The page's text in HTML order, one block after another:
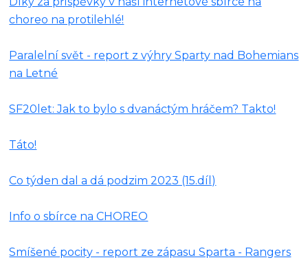
choreo na protilehlé!
Paralelní svět - report z výhry Sparty nad Bohemians
na Letné
SF20let: Jak to bylo s dvanáctým hráčem? Takto!
Táto!
Co týden dal a dá podzim 2023 (15.díl)
Info o sbírce na CHOREO
Smíšené pocity - report ze zápasu Sparta - Rangers